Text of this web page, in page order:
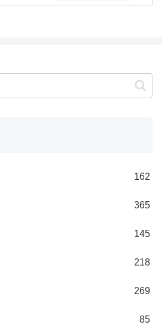
162
365
145
218
269
85